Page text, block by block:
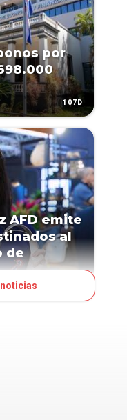
por
107D
AFD emite
al
de